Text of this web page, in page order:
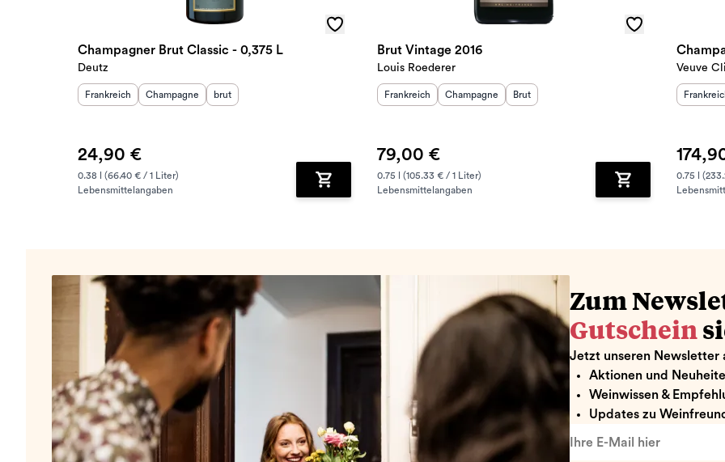
Champagner Brut Classic - 0,375 L
Deutz
Herkunftsland :
Frankreich Herkunftsregion:
Champagne Geschmack
brut
24,90 €
0.38 l (66.40 € / 1 Liter)
Lebensmittelangaben
Zum Warenkorb hinzufügen
Brut Vintage 2016
Louis Roederer
Herkunftsland :
Frankreich Herkunftsregion:
Champagne Geschmack
Brut
79,00 €
0.75 l (105.33 € / 1 Liter)
Lebensmittelangaben
Zum Warenkorb
Veuve
0.75 l
Zum
Gutschein
Jetzt unseren Newsletter
Aktionen und
Weinwissen &
Updates zu